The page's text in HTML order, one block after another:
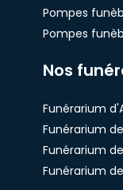
Pompes
Pompes
Nos
Funérarium
Funérarium
Funérarium
Funérarium